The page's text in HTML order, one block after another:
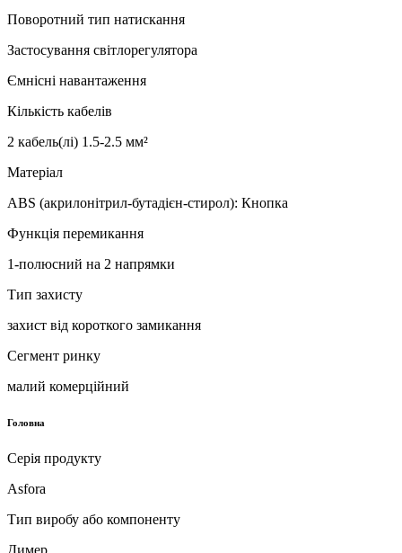
Поворотний тип натискання
Застосування світлорегулятора
Ємнісні навантаження
Кількість кабелів
2 кабель(лі) 1.5-2.5 мм²
Матеріал
ABS (акрилонітрил-бутадієн-стирол): Кнопка
Функція перемикання
1-полюсний на 2 напрямки
Тип захисту
захист від короткого замикання
Сегмент ринку
малий комерційний
Головна
Серія продукту
Asfora
Тип виробу або компоненту
Димер